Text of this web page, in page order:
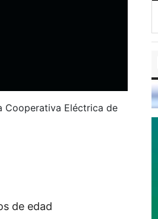
Cooperativa Eléctrica de
de edad